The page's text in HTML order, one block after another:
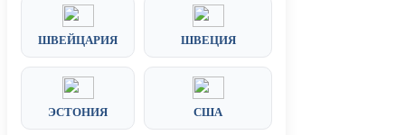
ШВЕЙЦАРИЯ ШВЕЦИЯ
ЭСТОНИЯ США